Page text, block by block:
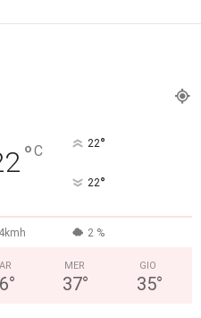
°C 22°
22°
2 %
°
MER
37°
GIO
35°